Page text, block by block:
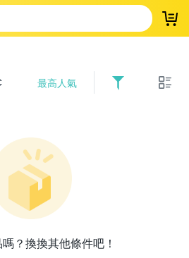
登
最高人氣
？換換其他條件吧！